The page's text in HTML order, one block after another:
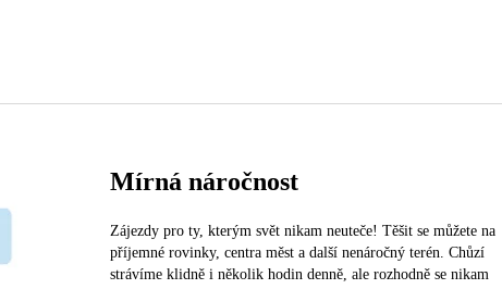
Mírná náročnost
Zájezdy pro ty, kterým svět nikam neuteče! Těšit se můžete na
příjemné rovinky, centra měst a další nenáročný terén. Chůzí
strávíme klidně i několik hodin denně, ale rozhodně se nikam